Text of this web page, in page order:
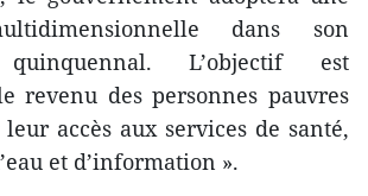
dans son
quinquennal. L’objectif est
revenu des personnes pauvres
accès aux services de santé,
et d’information ».